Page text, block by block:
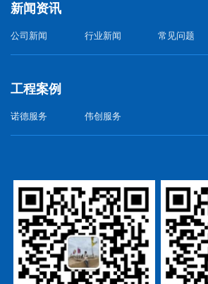
新闻资讯
公司新闻 行业新闻 常见问题
工程案例
诺德服务 伟创服务